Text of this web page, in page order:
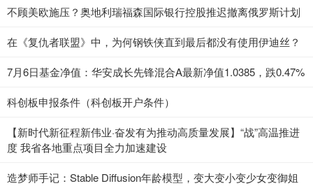
不顾美欧施压？奥地利瑞福森国际银行控股推迟撤离俄罗斯计划
在《复仇者联盟》中，为何钢铁侠直到最后都没有使用伊迪丝？
7月6日基金净值：华安成长先锋混合A最新净值1.0385，跌0.47%
科创板申报条件（科创板开户条件）
【新时代新征程新伟业·奋发有为推动高质量发展】“战”高温推进
度 我省各地重点项目全力加速建设
造梦师手记：Stable Diffusion年龄模型，变大变小变少女变御姐